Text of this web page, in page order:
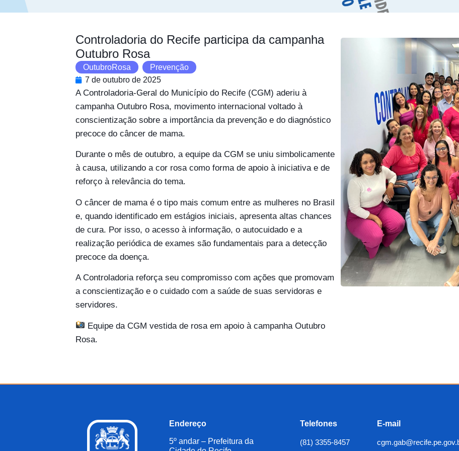
Controladoria do Recife participa da campanha
Outubro Rosa
OutubroRosa
Prevenção
7 de outubro de 2025
A Controladoria-Geral do Município do Recife (CGM) aderiu à
campanha Outubro Rosa, movimento internacional voltado à
conscientização sobre a importância da prevenção e do diagnóstico
precoce do câncer de mama.
Durante o mês de outubro, a equipe da CGM se uniu simbolicamente
à causa, utilizando a cor rosa como forma de apoio à iniciativa e de
reforço à relevância do tema.
O câncer de mama é o tipo mais comum entre as mulheres no Brasil
e, quando identificado em estágios iniciais, apresenta altas chances
de cura. Por isso, o acesso à informação, o autocuidado e a
realização periódica de exames são fundamentais para a detecção
precoce da doença.
A Controladoria reforça seu compromisso com ações que promovam
a conscientização e o cuidado com a saúde de suas servidoras e
servidores.
Equipe da CGM vestida de rosa em apoio à campanha Outubro
Rosa.
Endereço
5º andar – Prefeitura da
Telefones
(81) 3355-8457
E-mail